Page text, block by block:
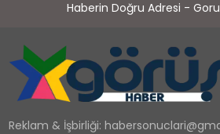
TEKNOLOJI
YAŞAM
Haberin Doğru Adresi -
Reklam & İşbirliği: